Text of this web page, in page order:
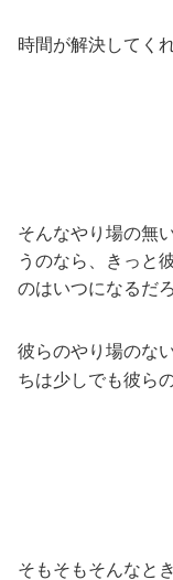
時間が解決してく
そんなやり場の無
うのなら、きっと
のはいつになるだろ
彼らのやり場のな
ちは少しでも彼ら
そもそもそんなと